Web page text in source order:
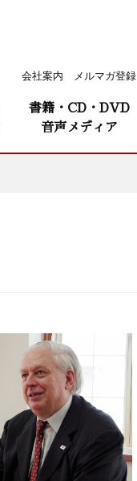
会社案内 メルマガ登録
書籍・CD・DVD
音声メディア